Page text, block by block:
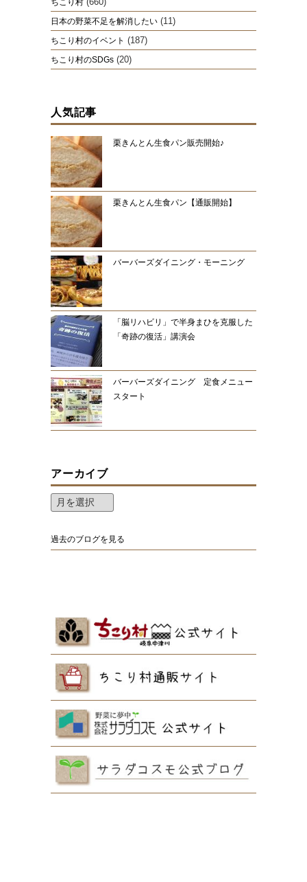
日本の野菜不足を解消したい (11)
ちこり村のイベント (187)
ちこり村のSDGs (20)
人気記事
栗きんとん生食パン販売開始♪
栗きんとん生食パン【通販開始】
バーバーズダイニング・モーニング
「脳リハビリ」で半身まひを克服した
「奇跡の復活」講演会
バーバーズダイニング 定食メニュー
スタート
アーカイブ
過去のブログを見る